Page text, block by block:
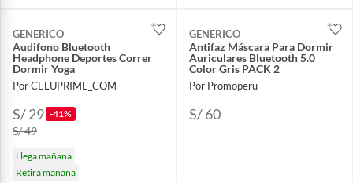
GENERICO
Audifono Bluetooth
Headphone Deportes Correr
Dormir Yoga
Por CELUPRIME_COM
S/ 29 -41%
S/ 49
Llega mañana
Retira mañana
GENERICO
Antifaz Máscara Para Dormir
Auriculares Bluetooth 5.0
Color Gris PACK 2
Por Promoperu
S/ 60